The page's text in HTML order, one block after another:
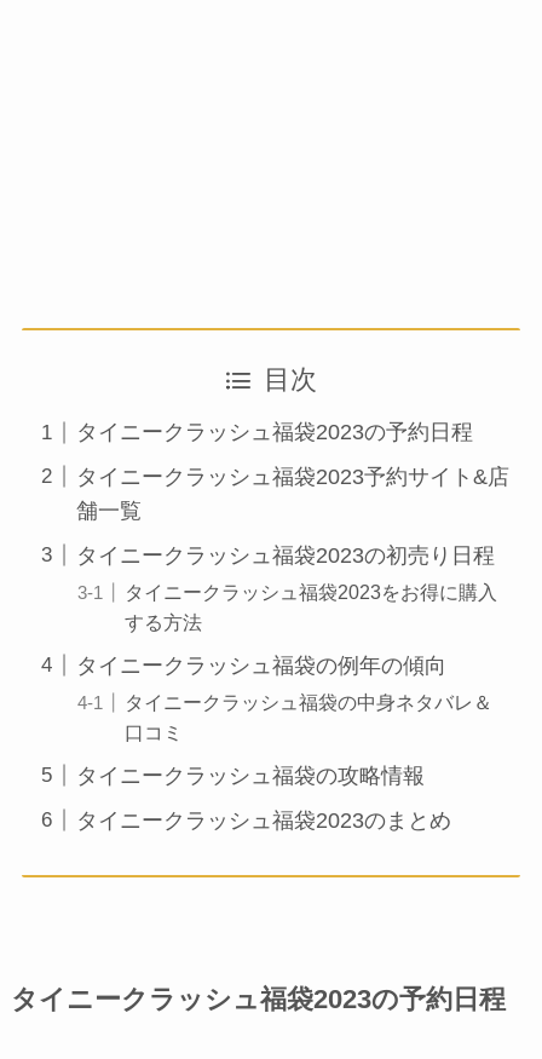
目次
タイニークラッシュ福袋2023の予約日程
タイニークラッシュ福袋2023予約サイト&店
舗一覧
タイニークラッシュ福袋2023の初売り日程
タイニークラッシュ福袋2023をお得に購入
する方法
タイニークラッシュ福袋の例年の傾向
タイニークラッシュ福袋の中身ネタバレ＆
口コミ
タイニークラッシュ福袋の攻略情報
タイニークラッシュ福袋2023のまとめ
タイニークラッシュ福袋2023の予約日程